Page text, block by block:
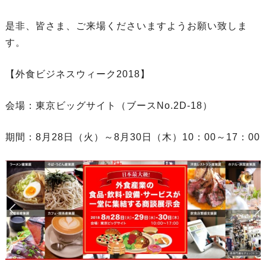
是非、皆さま、ご来場くださいますようお願い致しま
す。
【外食ビジネスウィーク2018】
会場：東京ビッグサイト（ブースNo.2D-18）
期間：8月28日（火）～8月30日（木）10：00～17：00